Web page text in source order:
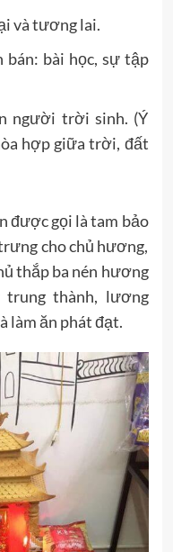
và tương lai.
bán: bài học, sự tập
người trời sinh. (Ý
hợp giữa trời, đất
được gọi là tam bảo
cho chủ hương,
thắp ba nén hương
trung thành, lương
làm ăn phát đạt.